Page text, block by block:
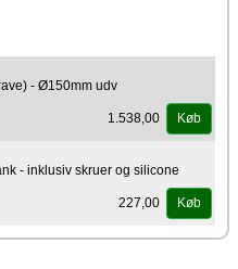
- Ø150mm udv
1.538,00 Køb
- inklusiv skruer og silicone
227,00 Køb